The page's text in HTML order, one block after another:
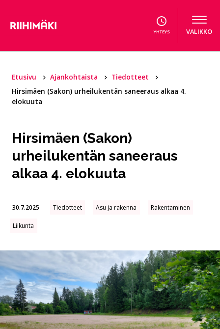
YHTEYS VALIKKO
Etusivu Ajankohtaista
Tiedotteet
Hirsimäen (Sakon) urheilukentän saneeraus alkaa 4.
elokuuta
Hirsimäen (Sakon)
urheilukentän saneeraus
alkaa 4. elokuuta
30.7.2025 Tiedotteet Asu ja rakenna Rakentaminen
Liikunta